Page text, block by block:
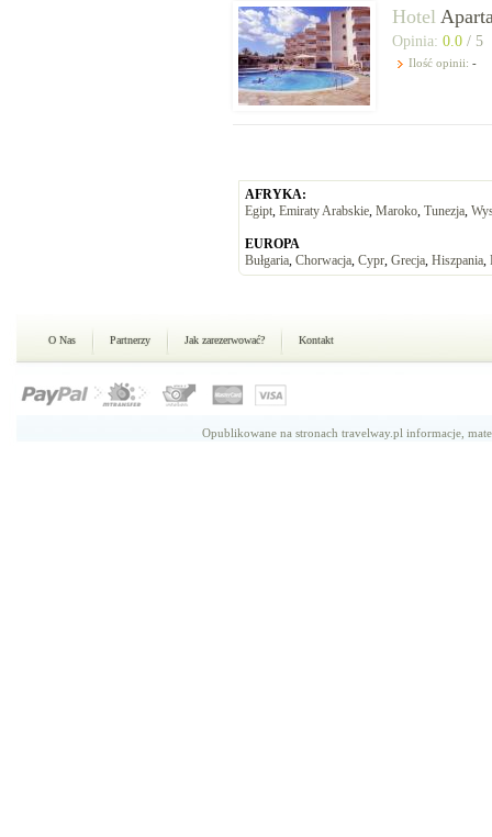
Hotel
Opinia: 0.0 / 5
Ilość opinii: -
AFRYKA:
Egipt, Emiraty Arabskie, Maroko, Tunezja,
EUROPA
Bułgaria, Chorwacja, Cypr, Grecja, Hiszpania,
O Nas Partnerzy Jak zarezerwować? Kontakt
Opublikowane na stronach travelway.pl informacje,